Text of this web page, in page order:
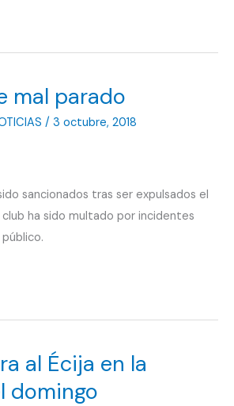
mal parado
/ 3 octubre, 2018
sancionados tras ser expulsados el
club ha sido multado por incidentes
al Écija en la
domingo